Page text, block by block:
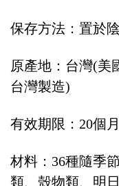
保存方法：置於
原產地：台灣(美
台灣製造)
有效期限：20個
材料：36種隨季
類、殼物類、明